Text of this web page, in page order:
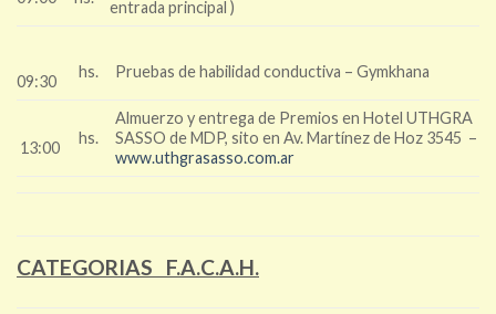
entrada principal )
09:30
hs. Pruebas de habilidad conductiva – Gymkhana
13:00
hs.
Almuerzo y entrega de Premios en Hotel UTHGRA
SASSO de MDP, sito en Av. Martínez de Hoz 3545 –
www.uthgrasasso.com.ar
CATEGORIAS F.A.C.A.H.